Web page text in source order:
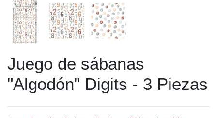
Juego de sábanas
"Algodón" Digits - 3 Piezas